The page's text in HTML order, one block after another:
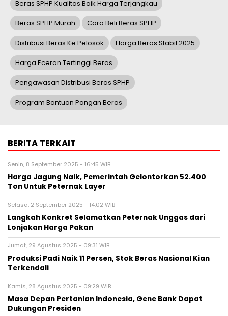
Beras SPHP Kualitas Baik Harga Terjangkau
Beras SPHP Murah Cara Beli Beras SPHP
Distribusi Beras Ke Pelosok Harga Beras Stabil 2025
Harga Eceran Tertinggi Beras
Pengawasan Distribusi Beras SPHP
Program Bantuan Pangan Beras
BERITA TERKAIT
Senin, 8 September 2025 - 16:45 WIB
Harga Jagung Naik, Pemerintah Gelontorkan 52.400
Ton Untuk Peternak Layer
Selasa, 2 September 2025 - 14:02 WIB
Langkah Konkret Selamatkan Peternak Unggas dari
Lonjakan Harga Pakan
Jumat, 29 Agustus 2025 - 09:31 WIB
Produksi Padi Naik 11 Persen, Stok Beras Nasional Kian
Terkendali
Kamis, 28 Agustus 2025 - 09:29 WIB
Masa Depan Pertanian Indonesia, Gene Bank Dapat
Dukungan Presiden